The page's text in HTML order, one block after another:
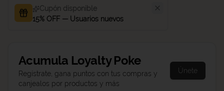
Cupón disponible
15% OFF — Usuarios nuevos
Acumula Loyalty Poke
Regístrate, gana puntos con tus compras y
canjealos por productos y más
Únete